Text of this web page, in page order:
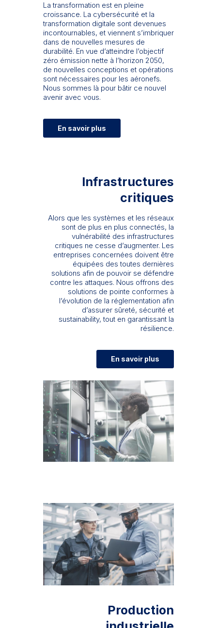
La transformation est en pleine
croissance. La cybersécurité et la
transformation digitale sont devenues
incontournables, et viennent s’imbriquer
dans de nouvelles mesures de
durabilité. En vue d’atteindre l’objectif
zéro émission nette à l’horizon 2050,
de nouvelles conceptions et opérations
sont nécessaires pour les aéronefs.
Nous sommes là pour bâtir ce nouvel
avenir avec vous.
En savoir plus
Infrastructures
critiques
Alors que les systèmes et les réseaux
sont de plus en plus connectés, la
vulnérabilité des infrastructures
critiques ne cesse d’augmenter. Les
entreprises concernées doivent être
équipées des toutes dernières
solutions afin de pouvoir se défendre
contre les attaques. Nous offrons des
solutions de pointe conformes à
l’évolution de la réglementation afin
d’assurer sûreté, sécurité et
sustainability, tout en garantissant la
résilience.
En savoir plus
Production